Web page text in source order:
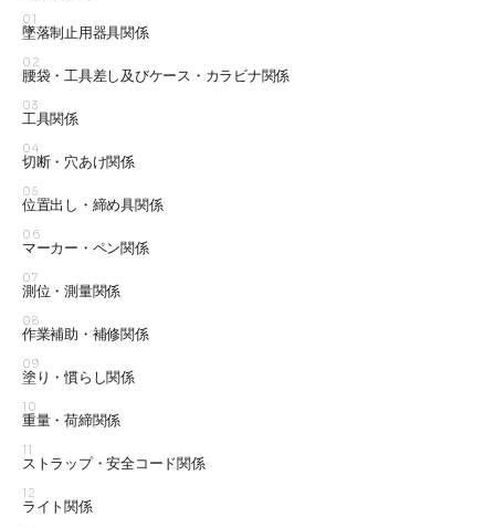
01
墜落制止用器具関係
02
腰袋・工具差し及びケース・カラビナ関係
03
工具関係
04
切断・穴あけ関係
05
位置出し・締め具関係
06
マーカー・ペン関係
07
測位・測量関係
08
作業補助・補修関係
09
塗り・慣らし関係
10
重量・荷締関係
11
ストラップ・安全コード関係
12
ライト関係